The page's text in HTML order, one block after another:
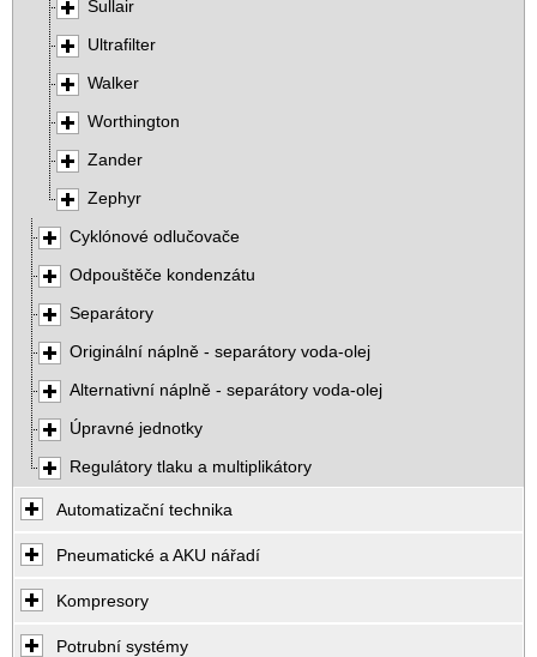
Sullair
Ultrafilter
Walker
Worthington
Zander
Zephyr
Cyklónové odlučovače
Odpouštěče kondenzátu
Separátory
Originální náplně - separátory voda-olej
Alternativní náplně - separátory voda-olej
Úpravné jednotky
Regulátory tlaku a multiplikátory
Automatizační technika
Pneumatické a AKU nářadí
Kompresory
Potrubní systémy